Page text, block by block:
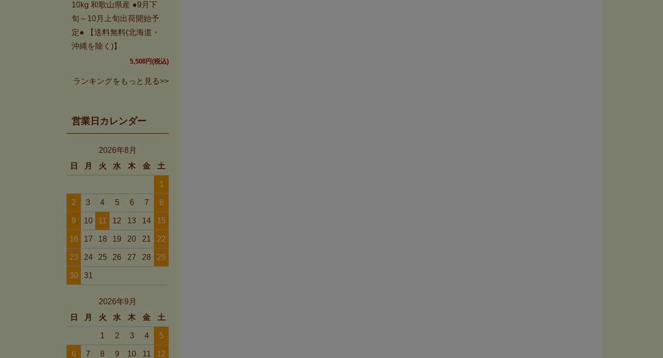
10kg 和歌山県産 ●9月下
旬～10月上旬出荷開始予
定● 【送料無料(北海道・
沖縄を除く)】
5,508円(税込)
ランキングをもっと見る>>
営業日カレンダー
2026年8月
日
月 火 水 木 金 土
1
2 3 4 5 6 7 8
9 10 11 12 13 14 15
16 17 18 19 20 21 22
23 24 25 26 27 28 29
30 31
2026年9月
日
月 火 水 木 金 土
1 2 3 4 5
6 7 8 9 10 11 12